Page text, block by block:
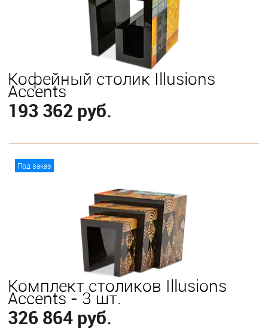
Кофейный столик Illusions
Accents
193 362 руб.
Под заказ
Комплект столиков Illusions
Accents - 3 шт.
326 864 руб.